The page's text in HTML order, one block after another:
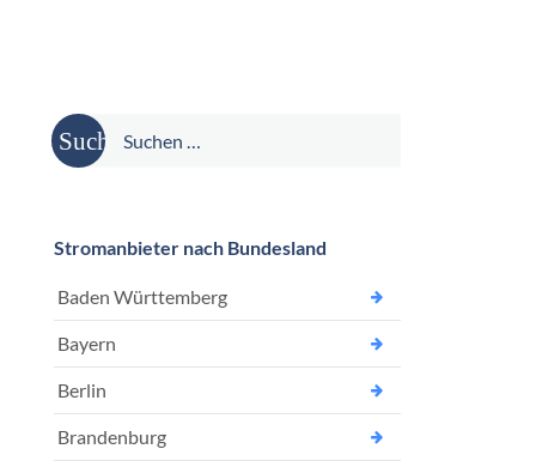
Suche
nach:
Stromanbieter nach Bundesland
Baden Württemberg
Bayern
Berlin
Brandenburg